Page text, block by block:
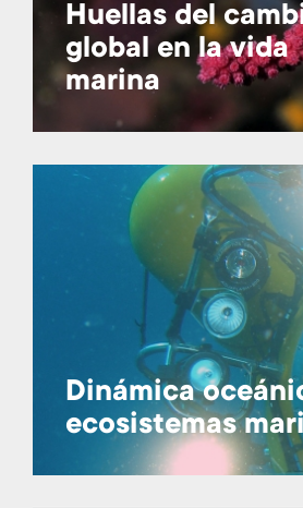
Huellas del
global en la vida
marina
Dinámica
ecosistemas